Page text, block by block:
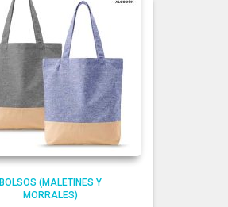
BOLSOS (MALETINES Y
MORRALES)